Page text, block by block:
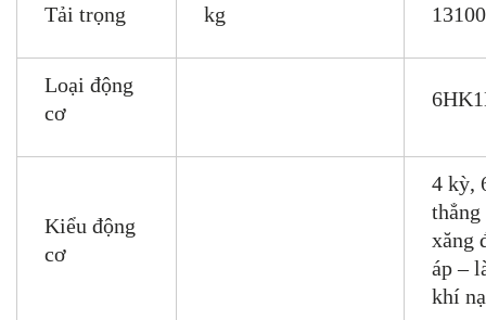
Tải trọng kg 13100
Loại động
cơ
Kiểu động
cơ
4 kỳ,
thẳng
xăng
áp –
khí